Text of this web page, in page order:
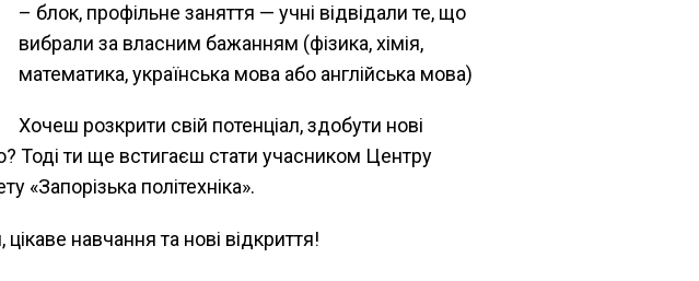
– блок, профільне заняття — учні відвідали те, що
вибрали за власним бажанням (фізика, хімія,
математика, українська мова або англійська мова)
Хочеш розкрити свій потенціал, здобути нові
Тоді ти ще встигаєш стати учасником Центру
«Запорізька політехніка».
навчання та нові відкриття!